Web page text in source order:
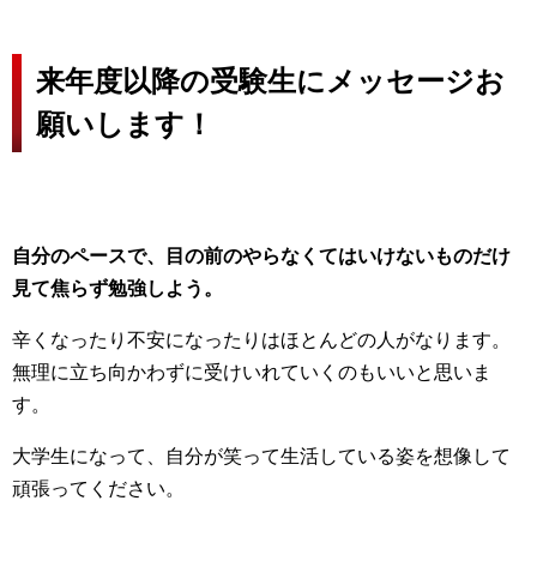
来年度以降の受験生にメッセージお
願いします！
自分のペースで、目の前のやらなくてはいけないものだけ
見て焦らず勉強しよう。
辛くなったり不安になったりはほとんどの人がなります。
無理に立ち向かわずに受けいれていくのもいいと思いま
す。
大学生になって、自分が笑って生活している姿を想像して
頑張ってください。